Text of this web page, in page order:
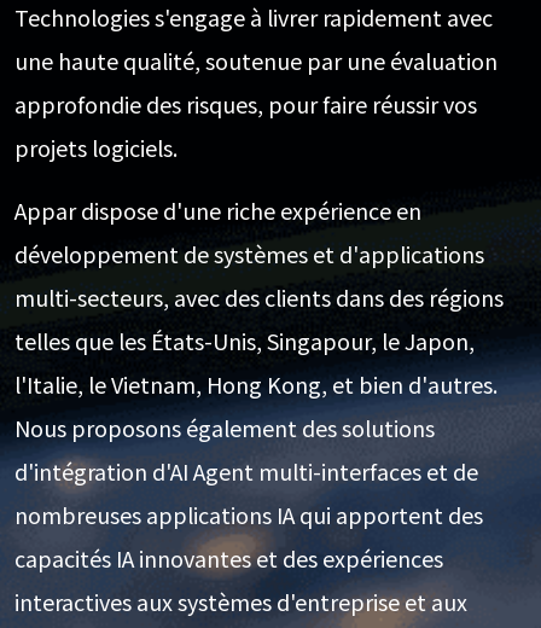
Technologies s'engage à livrer rapidement avec
une haute qualité, soutenue par une évaluation
approfondie des risques, pour faire réussir vos
projets logiciels.
Appar dispose d'une riche expérience en
développement de systèmes et d'applications
multi-secteurs, avec des clients dans des régions
telles que les États-Unis, Singapour, le Japon,
l'Italie, le Vietnam, Hong Kong, et bien d'autres.
Nous proposons également des solutions
d'intégration d'AI Agent multi-interfaces et de
nombreuses applications IA qui apportent des
capacités IA innovantes et des expériences
interactives aux systèmes d'entreprise et aux